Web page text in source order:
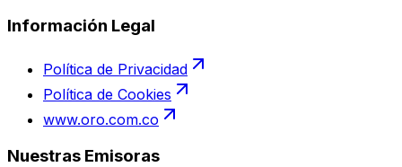
Información Legal
Política de Privacidad
Política de Cookies
www.oro.com.co
Nuestras Emisoras